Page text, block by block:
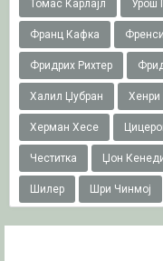
Томас Карлајл Урош
Франц Кафка
Фридрих Рихтер
Халил Џубран Хенри
Херман Хесе
Честитка Џон
Шилер Шри Чинмој